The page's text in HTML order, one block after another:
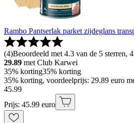
Rambo Pantserlak parket zijdeglans
(4)Beoordeeld met 4.3 van de 5 sterren,
29.89 met Club Karwei
35% korting35% korting
35% korting, voordeelprijs: 29.89 euro
45.99
Prijs: 45.99 euro